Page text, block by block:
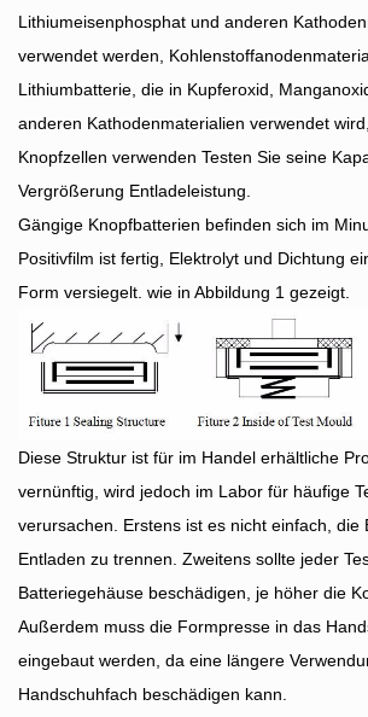
Lithiumeisenphosphat und anderen
verwendet werden,
Lithiumbatterie, die in Kupferoxid,
anderen Kathodenmaterialien verwendet
Knopfzellen verwenden Testen Sie seine
Vergrößerung Entladeleistung.
Gängige Knopfbatterien befinden sich im
Positivfilm ist fertig, Elektrolyt und Dichtung
Form versiegelt. wie in Abbildung 1 gezeigt.
Diese Struktur ist für im Handel erhältliche
vernünftig, wird jedoch im Labor für häufige
verursachen. Erstens ist es nicht einfach, die
Entladen zu trennen. Zweitens sollte jeder
Batteriegehäuse beschädigen, je höher die
Außerdem muss die Formpresse in das
eingebaut werden, da eine längere
Handschuhfach beschädigen kann.